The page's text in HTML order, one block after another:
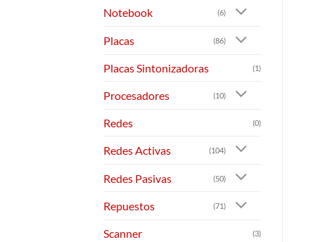
Notebook (6)
Placas (86)
Placas Sintonizadoras (1)
Procesadores (10)
Redes (0)
Redes Activas (104)
Redes Pasivas (50)
Repuestos (71)
Scanner (3)